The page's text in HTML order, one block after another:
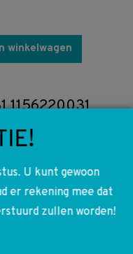
winkelwagen
1156220031
steun
front
U kunt gewoon
er rekening mee dat
zullen worden!